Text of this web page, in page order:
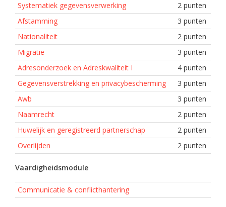
Systematiek gegevensverwerking
2 punten
Afstamming
3 punten
Nationaliteit
2 punten
Migratie
3 punten
Adresonderzoek en Adreskwaliteit I
4 punten
Gegevensverstrekking en privacybescherming
3 punten
Awb
3 punten
Naamrecht
2 punten
Huwelijk en geregistreerd partnerschap
2 punten
Overlijden
2 punten
Vaardigheidsmodule
Communicatie & conflicthantering